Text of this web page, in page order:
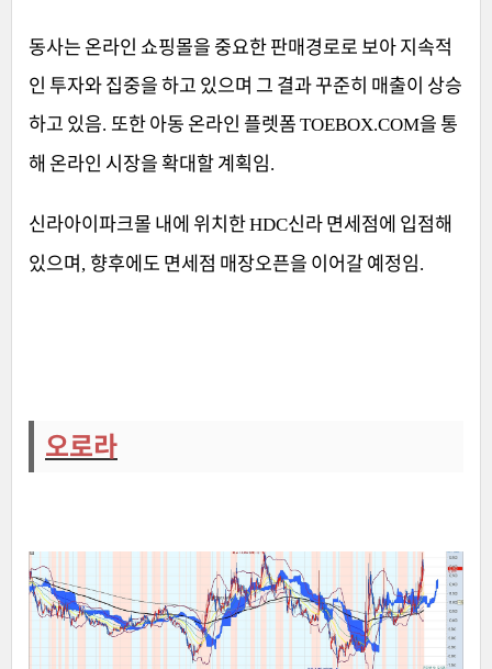
동사는 온라인 쇼핑몰을 중요한 판매경로로 보아 지속적
인 투자와 집중을 하고 있으며 그 결과 꾸준히 매출이 상승
하고 있음. 또한 아동 온라인 플렛폼 TOEBOX.COM을 통
해 온라인 시장을 확대할 계획임.
신라아이파크몰 내에 위치한HDC신라 면세점에 입점해
있으며 , 향후에도 면세점 매장오픈을 이어갈 예정임.
오로라